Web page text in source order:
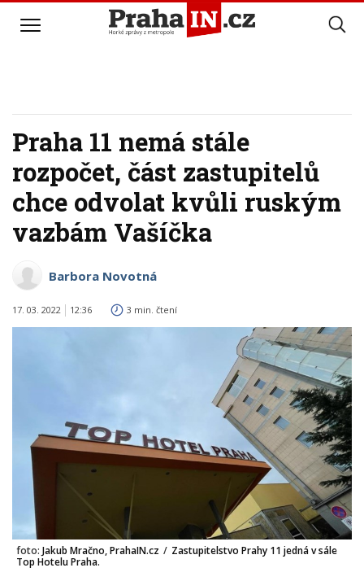
Praha 11 nemá stále
rozpočet, část zastupitelů
chce odvolat kvůli ruským
vazbám Vašíčka
Barbora Novotná
17. 03. 2022 12:36 3 min. čtení
foto: Jakub Mračno, PrahaIN.cz / Zastupitelstvo Prahy 11 jedná v sále
Top Hotelu Praha.